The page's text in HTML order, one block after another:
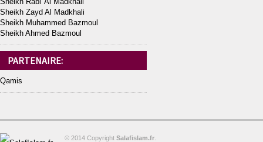
Sheikh Zayd Al Madkhali
Sheikh Muhammed Bazmoul
Sheikh Ahmed Bazmoul
PARTENAIRE:
Qamis
© 2014 Copyright Salafislam.fr